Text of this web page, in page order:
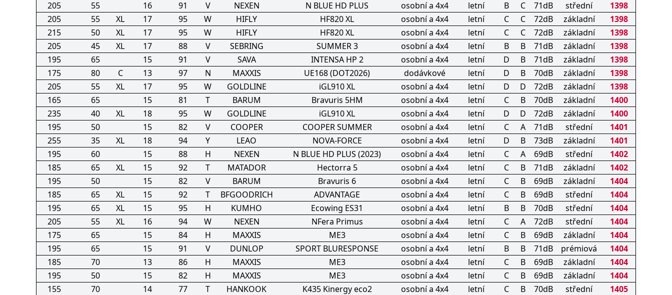
205
55 16 91 V NEXEN N BLUE HD PLUS osobní a 4x4 letní B C 71dB střední
1398
205
55 XL 17 95 W HIFLY HF820 XL osobní a 4x4 letní C C 72dB základní
1398
215
50 XL 17 95 W HIFLY HF820 XL osobní a 4x4 letní C C 72dB základní
1398
205
45 XL 17 88 V SEBRING SUMMER 3 osobní a 4x4 letní B B 71dB základní
1398
195
65 15 91 V SAVA INTENSA HP 2 osobní a 4x4 letní D B 71dB základní
1398
175
80 C 13 97 N MAXXIS UE168 (DOT2026) dodávkové letní D B 70dB základní
1398
205
55 XL 17 95 W GOLDLINE iGL910 XL osobní a 4x4 letní D D 72dB základní
1398
165
65 15 81 T BARUM Bravuris 5HM osobní a 4x4 letní C B 70dB základní
1400
235
40 XL 18 95 W GOLDLINE iGL910 XL osobní a 4x4 letní D D 72dB základní
1400
195
50 15 82 V COOPER COOPER SUMMER osobní a 4x4 letní C A 71dB střední
1401
255
35 XL 18 94 Y LEAO NOVA-FORCE osobní a 4x4 letní D B 73dB základní
1401
195
60 15 88 H NEXEN N BLUE HD PLUS (2023) osobní a 4x4 letní C A 69dB střední
1402
185
65 XL 15 92 T MATADOR Hectorra 5 osobní a 4x4 letní C B 71dB základní
1402
195
50 15 82 V BARUM Bravuris 6 osobní a 4x4 letní C B 69dB základní
1404
185
65 XL 15 92 T BFGOODRICH ADVANTAGE osobní a 4x4 letní C B 69dB střední
1404
195
65 XL 15 95 H KUMHO Ecowing ES31 osobní a 4x4 letní B B 70dB střední
1404
205
55 XL 16 94 W NEXEN NFera Primus osobní a 4x4 letní C A 72dB střední
1404
175
65 15 84 H MAXXIS ME3 osobní a 4x4 letní C B 69dB základní
1404
195
65 15 91 V DUNLOP SPORT BLURESPONSE osobní a 4x4 letní B B 71dB prémiová
1404
185
70 13 86 H MAXXIS ME3 osobní a 4x4 letní C B 69dB základní
1404
195
50 15 82 H MAXXIS ME3 osobní a 4x4 letní C B 69dB základní
1404
155
70 14 77 T HANKOOK K435 Kinergy eco2 osobní a 4x4 letní C B 70dB střední
1405